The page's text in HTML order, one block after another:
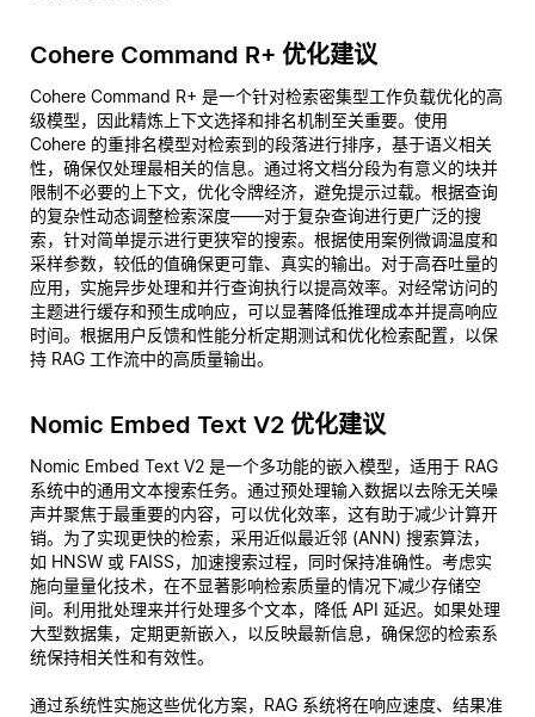
Cohere Command R+ 优化建议
Cohere Command R+ 是一个针对检索密集型工作负载优化的高
级模型，因此精炼上下文选择和排名机制至关重要。使用
Cohere 的重排名模型对检索到的段落进行排序，基于语义相关
性，确保仅处理最相关的信息。通过将文档分段为有意义的块并
限制不必要的上下文，优化令牌经济，避免提示过载。根据查询
的复杂性动态调整检索深度——对于复杂查询进行更广泛的搜
索，针对简单提示进行更狭窄的搜索。根据使用案例微调温度和
采样参数，较低的值确保更可靠、真实的输出。对于高吞吐量的
应用，实施异步处理和并行查询执行以提高效率。对经常访问的
主题进行缓存和预生成响应，可以显著降低推理成本并提高响应
时间。根据用户反馈和性能分析定期测试和优化检索配置，以保
持 RAG 工作流中的高质量输出。
Nomic Embed Text V2 优化建议
Nomic Embed Text V2 是一个多功能的嵌入模型，适用于 RAG
系统中的通用文本搜索任务。通过预处理输入数据以去除无关噪
声并聚焦于最重要的内容，可以优化效率，这有助于减少计算开
销。为了实现更快的检索，采用近似最近邻 (ANN) 搜索算法，
如 HNSW 或 FAISS，加速搜索过程，同时保持准确性。考虑实
施向量量化技术，在不显著影响检索质量的情况下减少存储空
间。利用批处理来并行处理多个文本，降低 API 延迟。如果处理
大型数据集，定期更新嵌入，以反映最新信息，确保您的检索系
统保持相关性和有效性。
通过系统性实施这些优化方案，RAG 系统将在响应速度、结果准